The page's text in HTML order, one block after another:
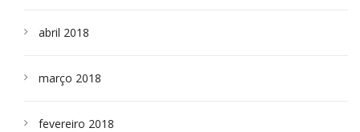
abril 2018
março 2018
fevereiro 2018